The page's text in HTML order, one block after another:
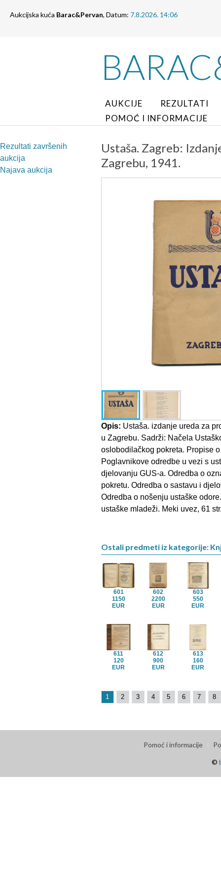
Aukcijska kuća Barac&Pervan, Datum: 7.8.2026. 14:06
AUKCIJE
REZULTATI
POMOĆ I INFORMACIJE
Rezultati završenih
aukcija
Najava aukcija
Ustaša. Zagreb:
Zagrebu, 1941.
Opis: Ustaša. izdanje ureda za
u Zagrebu. Sadrži: Načela
oslobodilačkog pokreta. Propise
Poglavnikove odredbe u vezi s
djelovanju GUS-a. Odredba o
pokretu. Odredba o sastavu i
Odredba o nošenju ustaške
ustaške mladeži. Meki uvez, 61
Ostali predmeti iz kategorije:
601
1150
EUR
602
2200
EUR
603
550
EUR
611
120
EUR
612
900
EUR
613
160
EUR
1 2 3 4 5 6 7 8
Pomoć i informacije
©